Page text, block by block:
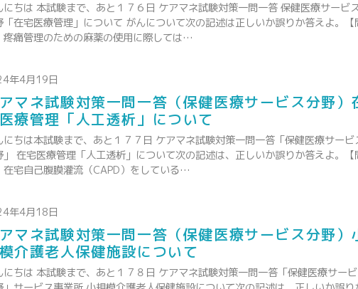
にちは 本試験まで、あと１７６日 ケアマネ試験対策一問一答 保健医療サービ
「在宅医療管理」について がんについて次の記述は正しいか誤りか答えよ。【
疼痛管理のための麻薬の使用に際しては…
年4月19日
マネ試験対策一問一答（保健医療サービス分野）
療管理「人工透析」について
にちは本試験まで、あと１７７日 ケアマネ試験対策一問一答「保健医療サービ
」 在宅医療管理「人工透析」について次の記述は、正しいか誤りか答えよ。【
在宅自己腹膜灌流（CAPD）をしている…
年4月18日
マネ試験対策一問一答（保健医療サービス分野）
介護老人保健施設について
にちは 本試験まで、あと１７８日 ケアマネ試験対策一問一答「保健医療サー